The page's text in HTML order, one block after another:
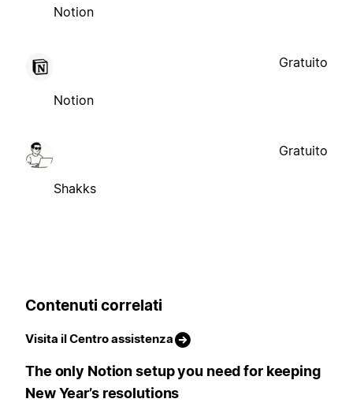
Notion
Notion
Gratuito
Shakks
Gratuito
Contenuti correlati
Visita il Centro assistenza
The only Notion setup you need for keeping
New Year’s resolutions